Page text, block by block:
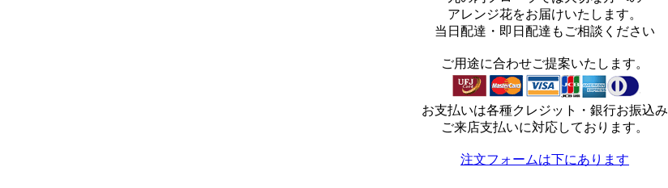
アレンジ花をお届けいたします。
当日配達・即日配達もご相談ください
ご用途に合わせご提案いたします。
お支払いは各種クレジット・銀行お振込み
ご来店支払いに対応しております。
注文フォームは下にあります